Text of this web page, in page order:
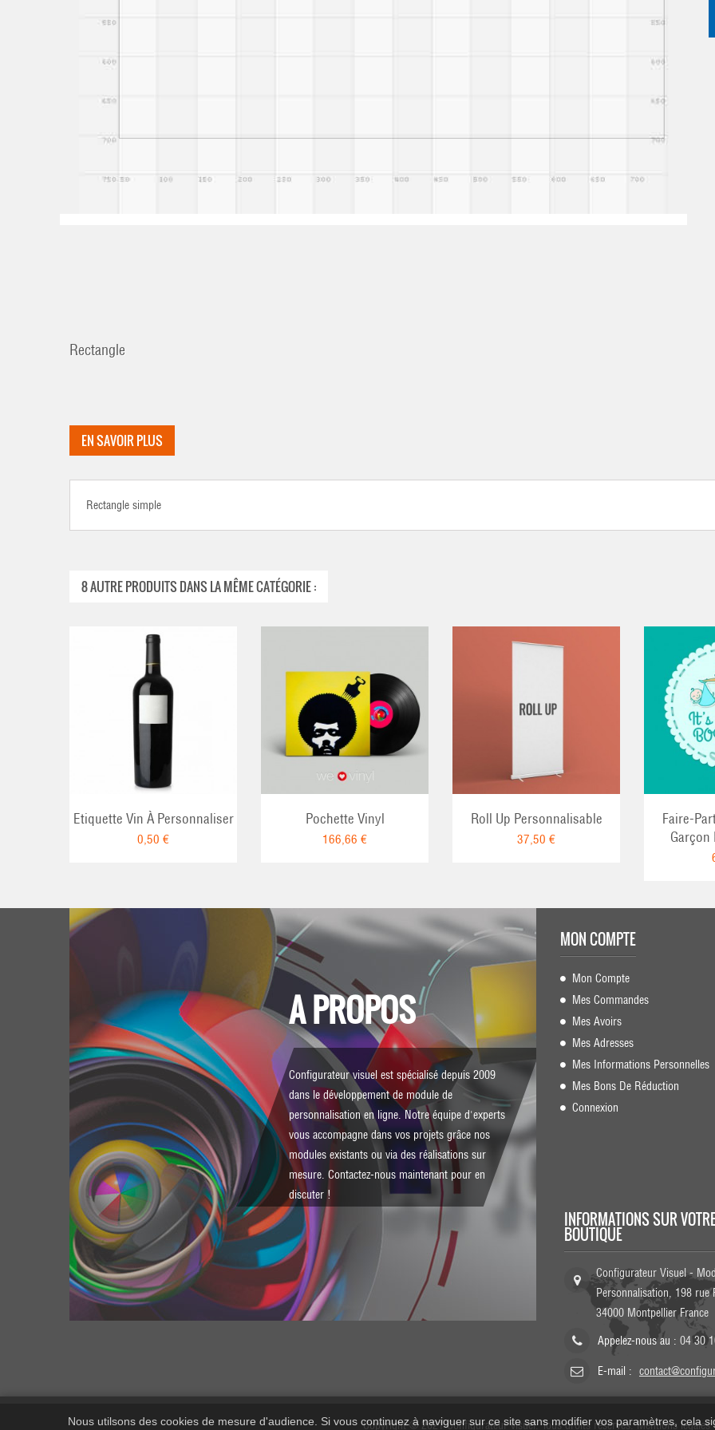
Rectangle
EN SAVOIR PLUS
Rectangle simple
8 AUTRE PRODUITS DANS LA MÊME CATÉGORIE :
Etiquette Vin À Personnaliser
0,50 €
Pochette Vinyl
166,66 €
Roll Up Personnalisable
37,50 €
Faire-
Garçon
Nous utilsons des cookies de mesure d'audience. Si vous continuez à naviguer sur ce site sans modifier vos paramètres, cela
A PROPOS
Configurateur visuel est spécialisé depuis 2009
dans le développement de module de
personnalisation en ligne. Notre équipe d'experts
vous accompagne dans vos projets grâce nos
modules existants ou via des réalisations sur
mesure. Contactez-nousmaintenant pour en
discuter !
MON COMPTE
Mon Compte
Mes Commandes
Mes Avoirs
Mes Adresses
Mes Informations Personnelles
Mes Bons De Réduction
Connexion
INFORMATIONS SUR
BOUTIQUE
Configurateur Visuel -
Personnalisation, 198 rue
34000 Montpellier France
Appelez-nous au : 04 30
E-mail :
Copyright © 2021 Configurateur visuel. Tous droits réservés.Mentions légales